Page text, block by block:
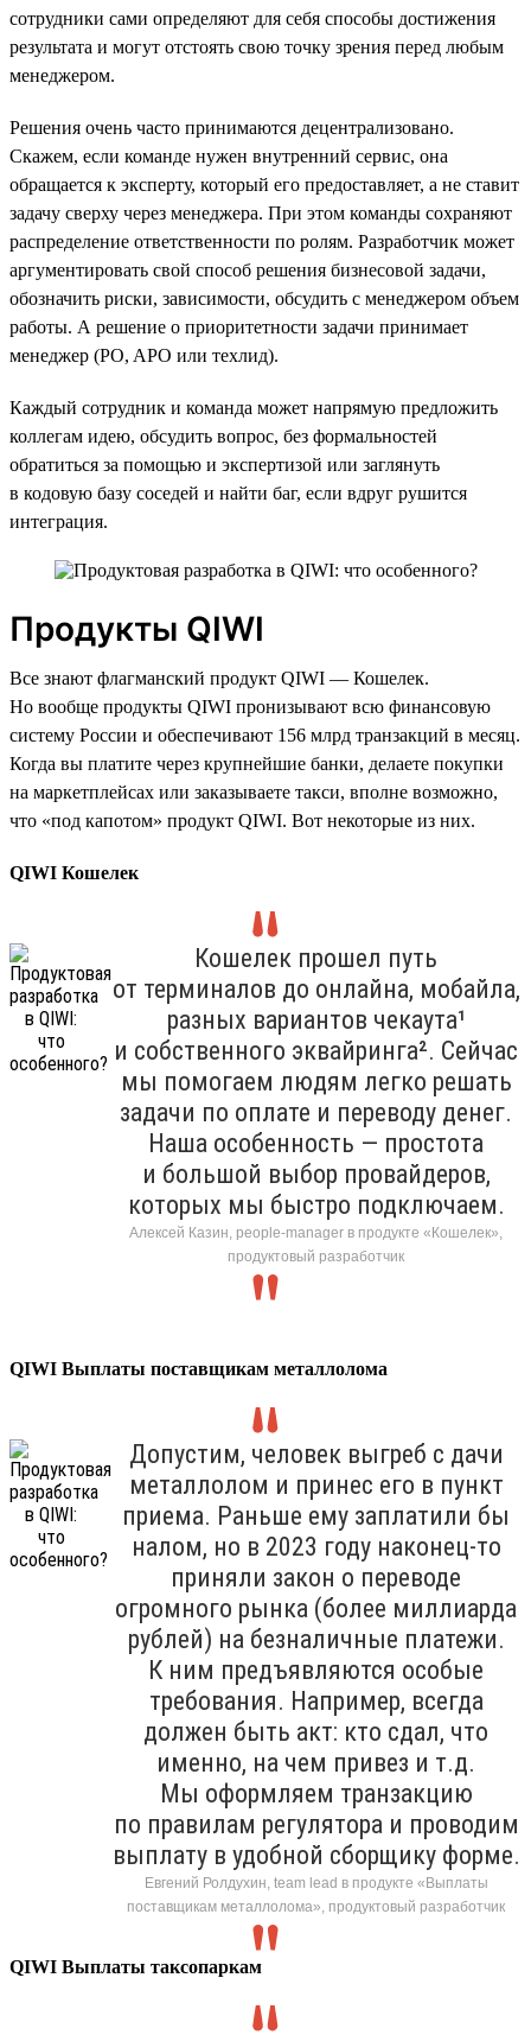
сотрудники сами определяют для себя способы достижения
результата и могут отстоять свою точку зрения перед любым
менеджером.
Решения очень часто принимаются децентрализовано.
Скажем, если команде нужен внутренний сервис, она
обращается к эксперту, который его предоставляет, а не ставит
задачу сверху через менеджера. При этом команды сохраняют
распределение ответственности по ролям. Разработчик может
аргументировать свой способ решения бизнесовой задачи,
обозначить риски, зависимости, обсудить с менеджером объем
работы. А решение о приоритетности задачи принимает
менеджер (PO, APO или техлид).
Каждый сотрудник и команда может напрямую предложить
коллегам идею, обсудить вопрос, без формальностей
обратиться за помощью и экспертизой или заглянуть
в кодовую базу соседей и найти баг, если вдруг рушится
интеграция.
Продукты QIWI
Все знают флагманский продукт QIWI — Кошелек.
Но вообще продукты QIWI пронизывают всю финансовую
систему России и обеспечивают 156 млрд транзакций в месяц.
Когда вы платите через крупнейшие банки, делаете покупки
на маркетплейсах или заказываете такси, вполне возможно,
что «под капотом» продукт QIWI. Вот некоторые из них.
QIWI Кошелек
Кошелек прошел путь
от терминалов до онлайна, мобайла,
разных вариантов чекаута¹
и собственного эквайринга². Сейчас
мы помогаем людям легко решать
задачи по оплате и переводу денег.
Наша особенность — простота
и большой выбор провайдеров,
которых мы быстро подключаем.
Алексей Казин, people-manager в продукте «Кошелек»,
продуктовый разработчик
QIWI Выплаты поставщикам металлолома
Допустим, человек выгреб с дачи
металлолом и принес его в пункт
приема. Раньше ему заплатили бы
налом, но в 2023 году наконец-то
приняли закон о переводе
огромного рынка (более миллиарда
рублей) на безналичные платежи.
К ним предъявляются особые
требования. Например, всегда
должен быть акт: кто сдал, что
именно, на чем привез и т.д.
Мы оформляем транзакцию
по правилам регулятора и проводим
выплату в удобной сборщику форме.
Евгений Ролдухин, team lead в продукте «Выплаты
поставщикам металлолома», продуктовый разработчик
QIWI Выплаты таксопаркам